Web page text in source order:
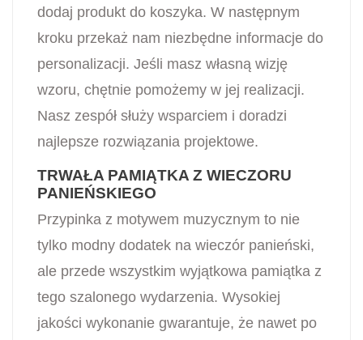
dodaj produkt do koszyka. W następnym
kroku przekaż nam niezbędne informacje do
personalizacji. Jeśli masz własną wizję
wzoru, chętnie pomożemy w jej realizacji.
Nasz zespół służy wsparciem i doradzi
najlepsze rozwiązania projektowe.
TRWAŁA PAMIĄTKA Z WIECZORU
PANIEŃSKIEGO
Przypinka z motywem muzycznym to nie
tylko modny dodatek na wieczór panieński,
ale przede wszystkim wyjątkowa pamiątka z
tego szalonego wydarzenia. Wysokiej
jakości wykonanie gwarantuje, że nawet po